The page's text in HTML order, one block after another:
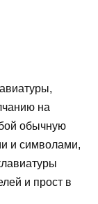
на
обычную
и символами,
и прост в